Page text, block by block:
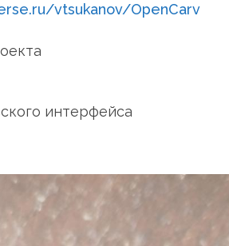
vtsukanov/OpenCarv
интерфейса